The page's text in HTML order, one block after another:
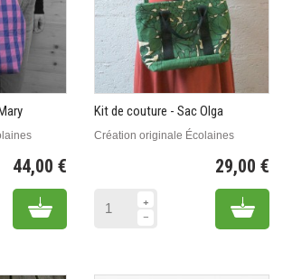
44,00 €
Add to cart
Kit de couture - Sac Olga
Création originale Écolaines
29,00 €
Add